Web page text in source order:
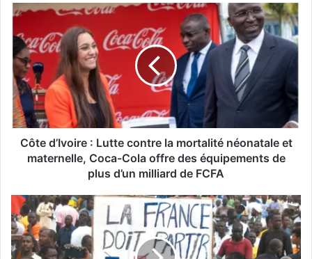
Côte d’Ivoire : Lutte contre la mortalité néonatale et
maternelle, Coca-Cola offre des équipements de
plus d’un milliard de FCFA